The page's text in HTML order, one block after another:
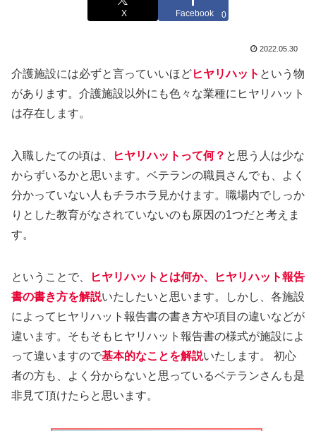
X Facebook 0
2022.05.30
介護施設には必ずと言っていいほどヒヤリハット という物
があります。介護施設以外にも色々な業種にヒヤリハット
は存在します。
入職したての頃は、 ヒヤリハットって何？ と思う人は少な
からずいるかと思います。ベテランの職員さんでも、よく
分かっていない人もチラホラ見かけます。職場内でしっか
りとした教育がなされていないのも原因の1つだと考えま
す。
ということで、
ヒヤリハットとは何か、ヒヤリハット報告
書の書き方を解説いたしたいと思います。しかし、各施設
によってヒヤリハット報告書の書き方や項目の違いなどが
違います。そもそもヒヤリハット報告書の様式が施設によ
って違いますので基本的なことを解説いたします。 初心
者の方も、よく分からないと思っているベテランさんも是
非見て頂けたらと思います。